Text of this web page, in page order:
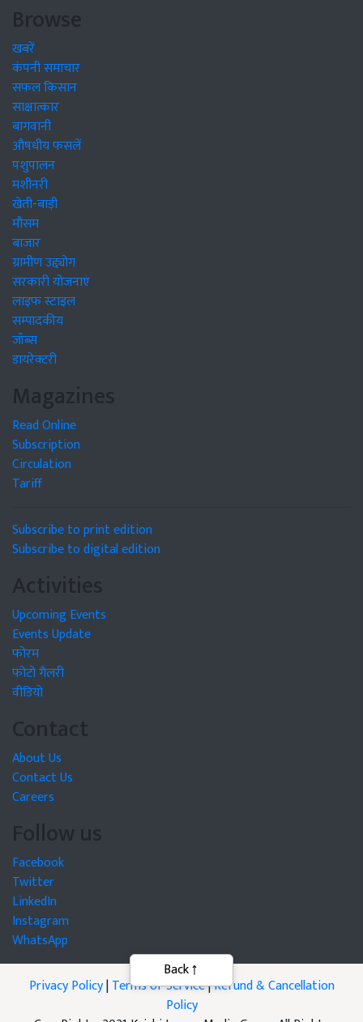
Browse
खबरें
कंपनी समाचार
सफल किसान
साक्षात्कार
बागवानी
औषधीय फसलें
पशुपालन
मशीनरी
खेती-बाड़ी
मौसम
बाजार
ग्रामीण उद्द्योग
सरकारी योजनाएं
लाइफ स्टाइल
सम्पादकीय
जॉब्स
डायरेक्टरी
Magazines
Read Online
Subscription
Circulation
Tariff
Subscribe to print edition
Subscribe to digital edition
Activities
Upcoming Events
Events Update
फोरम
फोटो गैलरी
वीडियो
Contact
About Us
Contact Us
Careers
Follow us
Facebook
Twitter
LinkedIn
Instagram
WhatsApp
Privacy Policy|Terms of Service|Refund & Cancellation
Policy